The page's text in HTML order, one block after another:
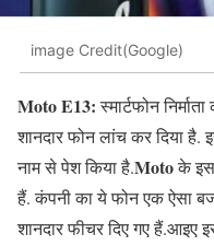
image Credit(Google)
Moto E13:स्मार्टफोन
शानदार फोन लांच कर दिया
नाम से पेश किया है.Motoके इस
हैं. कंपनी का ये फोन एक ऐसा
शानदार फीचर दिए गए